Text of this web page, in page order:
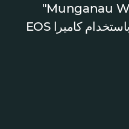
مرات، صورة "Munganau Walks Home"
(مونغاناو يسيرُ نحوَ المنزل) باستخدام كاميرا EOS